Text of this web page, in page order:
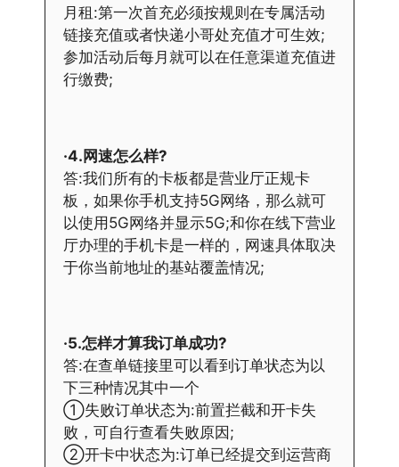
月租:第一次首充必须按规则在专属活动
链接充值或者快递小哥处充值才可生效;
参加活动后每月就可以在任意渠道充值进
行缴费;
·4.网速怎么样?
答:我们所有的卡板都是营业厅正规卡
板，如果你手机支持5G网络，那么就可
以使用5G网络并显示5G;和你在线下营业
厅办理的手机卡是一样的，网速具体取决
于你当前地址的基站覆盖情况;
·5.怎样才算我订单成功?
答:在查单链接里可以看到订单状态为以
下三种情况其中一个
①失败订单状态为:前置拦截和开卡失
败，可自行查看失败原因;
②开卡中状态为:订单已经提交到运营商